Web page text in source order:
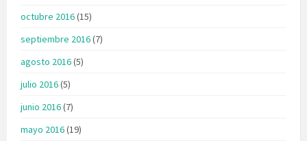
octubre 2016(15)
septiembre 2016(7)
agosto 2016(5)
julio 2016(5)
junio 2016(7)
mayo 2016(19)